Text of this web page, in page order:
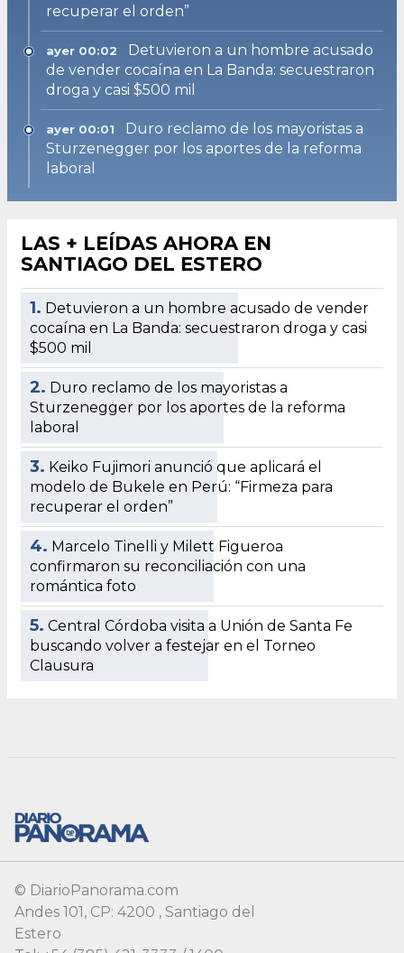
© DiarioPanorama.com
Andes 101, CP: 4200 , Santiago del
Estero